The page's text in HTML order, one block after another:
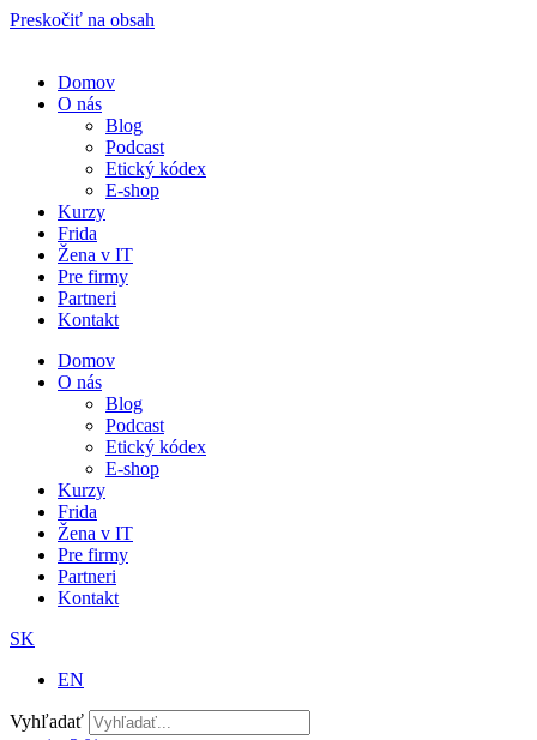
Preskočiť na obsah
Domov
O nás
Blog
Podcast
Etický kódex
E-shop
Kurzy
Frida
Žena v IT
Pre firmy
Partneri
Kontakt
Domov
O nás
Blog
Podcast
Etický kódex
E-shop
Kurzy
Frida
Žena v IT
Pre firmy
Partneri
Kontakt
SK
EN
Vyhľadať